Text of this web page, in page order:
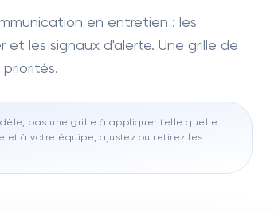
en entretien : les
les signaux d'alerte. Une grille de
pas une grille à appliquer telle quelle.
et à votre équipe, ajustez ou retirez les